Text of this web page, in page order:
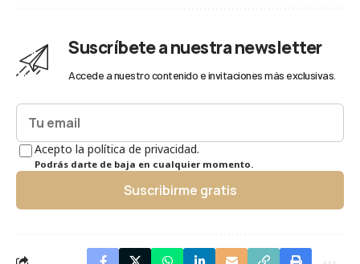
Suscríbete a nuestra newsletter
Accede a nuestro contenido e invitaciones más exclusivas.
Acepto la política de privacidad.
Podrás darte de baja en cualquier momento.
Suscribirme gratis